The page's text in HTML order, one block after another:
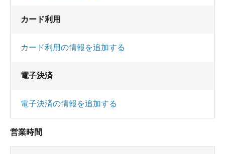
カード利用
カード利用の情報を追加する
電子決済
電子決済の情報を追加する
営業時間